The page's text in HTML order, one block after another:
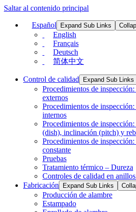
Saltar al contenido principal
Español Expand Sub Links
English
Français
Deutsch
简体中文
Control de calidad Expand Sub Links
Procedimientos de
externos
Procedimientos de
internos
Procedimientos de
(dish), inclinación (pitch) y
Procedimientos de
constante
Pruebas
Tratamiento térmico – Dureza
Controles de calidad en
Fabricación
Expand Sub Links
Producción de alambre
Estampado